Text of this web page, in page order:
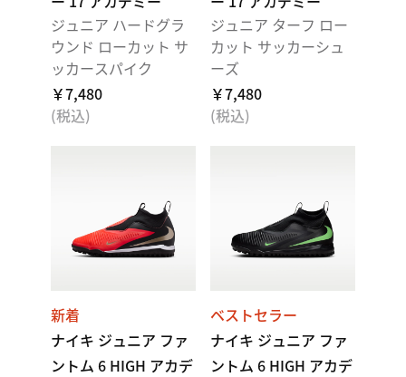
天然芝（FG）
ジュニア ハードグラ
ウンド ローカット サ
ッカースパイク
￥7,480
(税込)
ジュニア ターフ ロー
カット サッカーシュ
ーズ
￥7,480
(税込)
新着
ナイキ ジュニア ファ
ントム 6 HIGH アカデ
ベストセラー
ナイキ ジュニア ファ
ントム 6 HIGH アカデ